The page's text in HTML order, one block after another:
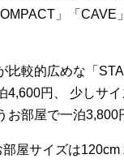
」「CAVE
比較的広めな「
4,600円、 少しサ
お部屋で一泊3,800
部屋サイズは